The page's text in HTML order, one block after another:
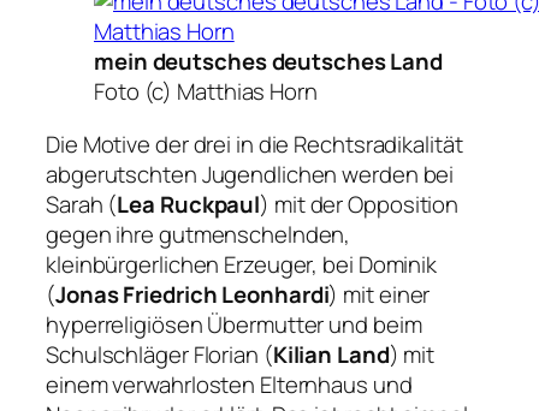
mein deutsches deutsches Land
Foto (c) Matthias Horn
Die Motive der drei in die Rechtsradikalität
abgerutschten Jugendlichen werden bei
Sarah (Lea Ruckpaul) mit der Opposition
gegen ihre gutmenschelnden,
kleinbürgerlichen Erzeuger, bei Dominik
(Jonas Friedrich Leonhardi) mit einer
hyperreligiösen Übermutter und beim
Schulschläger Florian (Kilian Land) mit
einem verwahrlosten Elternhaus und